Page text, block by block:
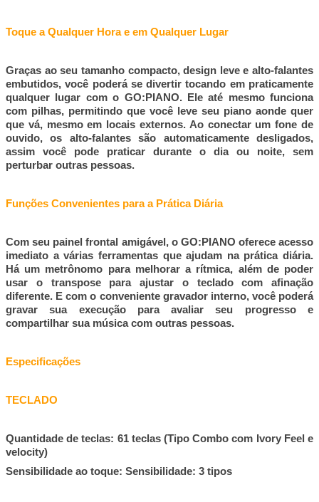
Toque a Qualquer Hora e em Qualquer Lugar
Graças ao seu tamanho compacto, design leve e alto-falantes
embutidos, você poderá se divertir tocando em praticamente
qualquer lugar com o GO:PIANO. Ele até mesmo funciona
com pilhas, permitindo que você leve seu piano aonde quer
que vá, mesmo em locais externos. Ao conectar um fone de
ouvido, os alto-falantes são automaticamente desligados,
assim você pode praticar durante o dia ou noite, sem
perturbar outras pessoas.
Funções Convenientes para a Prática Diária
Com seu painel frontal amigável, o GO:PIANO oferece acesso
imediato a várias ferramentas que ajudam na prática diária.
Há um metrônomo para melhorar a rítmica, além de poder
usar o transpose para ajustar o teclado com afinação
diferente. E com o conveniente gravador interno, você poderá
gravar sua execução para avaliar seu progresso e
compartilhar sua música com outras pessoas.
Especificações
TECLADO
Quantidade de teclas: 61 teclas (Tipo Combo com Ivory Feel e
velocity)
Sensibilidade ao toque: Sensibilidade: 3 tipos